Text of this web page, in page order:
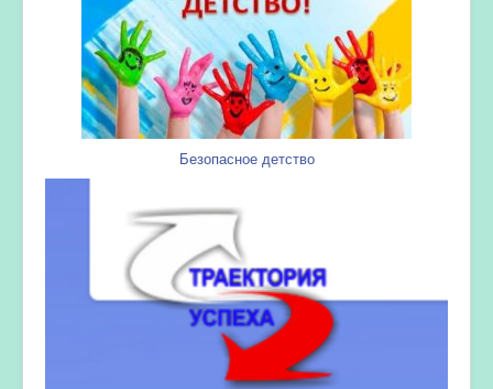
Безопасное детство